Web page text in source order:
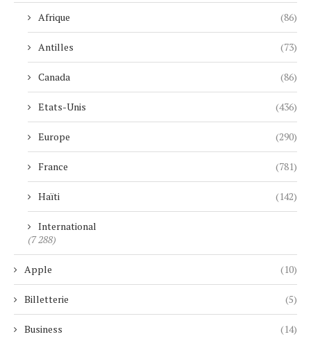
Afrique (86)
Antilles (73)
Canada (86)
Etats-Unis (436)
Europe (290)
France (781)
Haïti (142)
International
(7 288)
Apple (10)
Billetterie (5)
Business (14)